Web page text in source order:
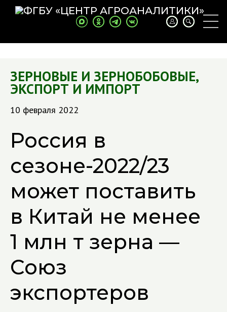
ЗЕРНОВЫЕ И ЗЕРНОБОБОВЫЕ,
ЭКСПОРТ И ИМПОРТ
10 февраля 2022
Россия в
сезоне-2022/23
может поставить
в Китай не менее
1 млн т зерна —
Союз
экспортеров